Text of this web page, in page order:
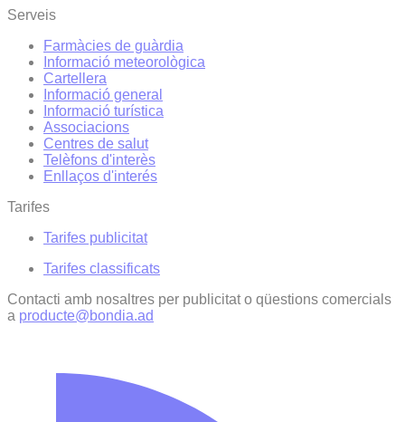
Serveis
Farmàcies de guàrdia
Informació meteorològica
Cartellera
Informació general
Informació turística
Associacions
Centres de salut
Telèfons d'interès
Enllaços d'interés
Tarifes
Tarifes publicitat
Tarifes classificats
Contacti amb nosaltres per publicitat o qüestions comercials
a producte@bondia.ad